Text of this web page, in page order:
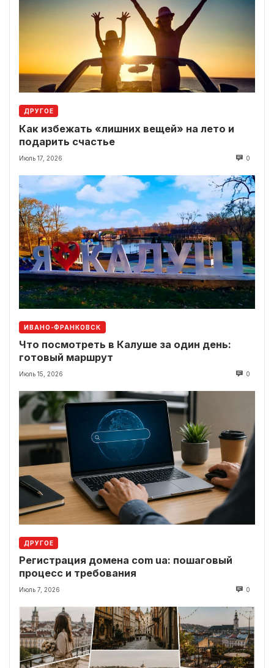
ДРУГОЕ
Как избежать «лишних вещей» на лето и
подарить счастье
Июль 17, 2026 0
ИВАНО-ФРАНКОВСК
Что посмотреть в Калуше за один день:
готовый маршрут
Июль 15, 2026 0
ДРУГОЕ
Регистрация домена com ua: пошаговый
процесс и требования
Июль 7, 2026 0